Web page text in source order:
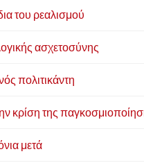
του ρεαλισμού
ασχετοσύνης
πολιτικάντη
κρίση της
μετά